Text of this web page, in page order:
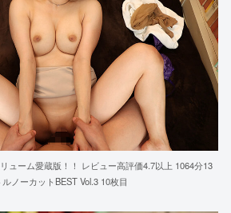
ューム愛蔵版！！ レビュー高評価4.7以上 1064分13
ノーカットBEST Vol.3 10枚目